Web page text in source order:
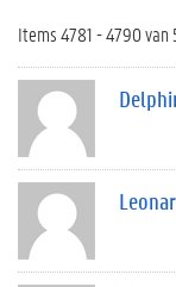
Items 4781 - 4790 van